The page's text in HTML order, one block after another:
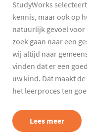
StudyWorks
kennis, maar ook op
natuurlijk gevoel
zoek gaan naar een
wij altijd naar
vinden dat er een
uw kind. Dat maakt
het leerproces ten
Lees meer